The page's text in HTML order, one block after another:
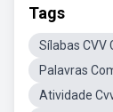
Tags
Sílabas CVV
Palavras
Atividade